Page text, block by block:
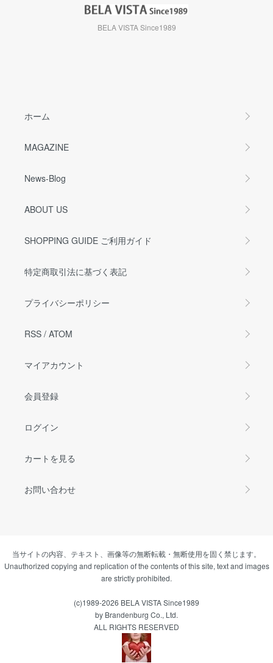
BELA VISTA Since1989
ホーム
MAGAZINE
News-Blog
ABOUT US
SHOPPING GUIDE ご利用ガイド
特定商取引法に基づく表記
プライバシーポリシー
RSS / ATOM
マイアカウント
会員登録
ログイン
カートを見る
お問い合わせ
当サイトの内容、テキスト、画像等の無断転載・無断使用を固く禁じます。
Unauthorized copying and replication of the contents of this site, text and images
are strictly prohibited.
(c)1989-2026 BELA VISTA Since1989
by Brandenburg Co., Ltd.
ALL RIGHTS RESERVED